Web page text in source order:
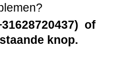
of
knop.